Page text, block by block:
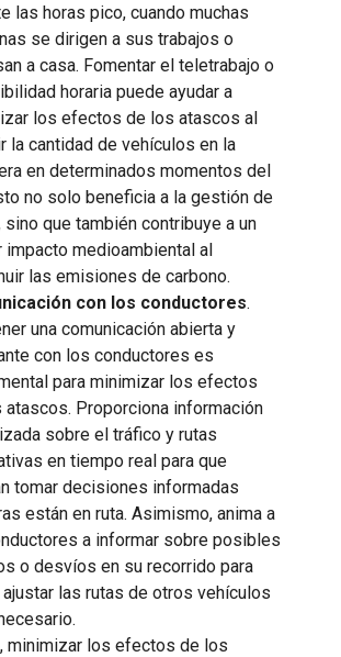
las horas pico, cuando muchas
se dirigen a sus trabajos o
a casa. Fomentar el teletrabajo o
horaria puede ayudar a
los efectos de los atascos al
la cantidad de vehículos en la
en determinados momentos del
no solo beneficia a la gestión de
sino que también contribuye a un
impacto medioambiental al
las emisiones de carbono.
con los conductores.
una comunicación abierta y
con los conductores es
para minimizar los efectos
atascos. Proporciona información
sobre el tráfico y rutas
en tiempo real para que
tomar decisiones informadas
están en ruta. Asimismo, anima a
a informar sobre posibles
o desvíos en su recorrido para
las rutas de otros vehículos
minimizar los efectos de los